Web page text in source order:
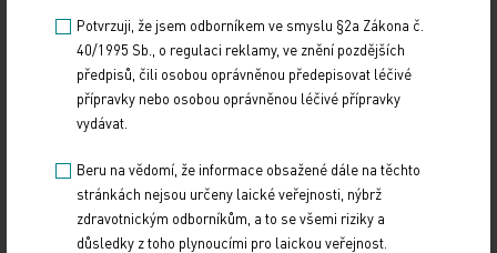
19. světový kongres Controversies in Neurology
(CONy)
10. 3. 2025
19. světový kongres Controversies in Neurology (CONy)
se bude konat v termínu 20.–22. března 2025 v Praze.
Vystavování ePoukazů
Potvrzuji, že jsem odborníkem ve smyslu §2a Zákona č.
40/1995 Sb., o regulaci reklamy, ve znění pozdějších
předpisů, čili osobou oprávněnou předepisovat léčivé
přípravky nebo osobou oprávněnou léčivé přípravky
vydávat.
Beru na vědomí, že informace obsažené dále na těchto
stránkách nejsou určeny laické veřejnosti, nýbrž
zdravotnickým odborníkům, a to se všemi riziky a
důsledky z toho plynoucími pro laickou veřejnost.